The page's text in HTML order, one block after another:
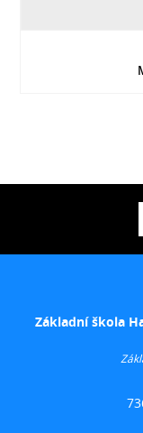
Základní škola